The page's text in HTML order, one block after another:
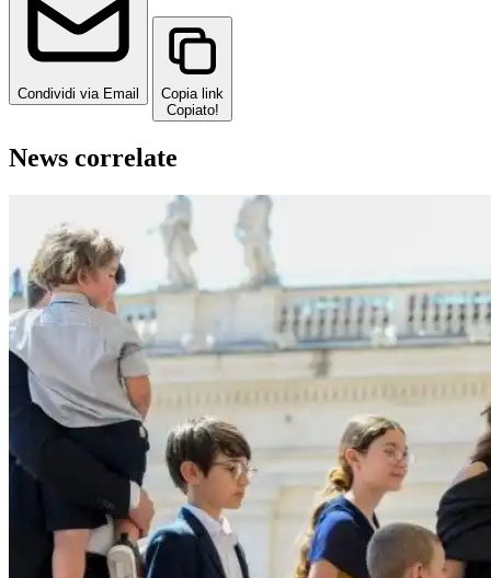
Condividi via Email
Copia link
Copiato!
News correlate